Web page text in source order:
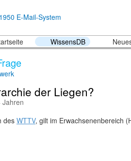
WissensDB
der Liegen?
Jahren
des WTTV, gilt im Erwachsenenbereich